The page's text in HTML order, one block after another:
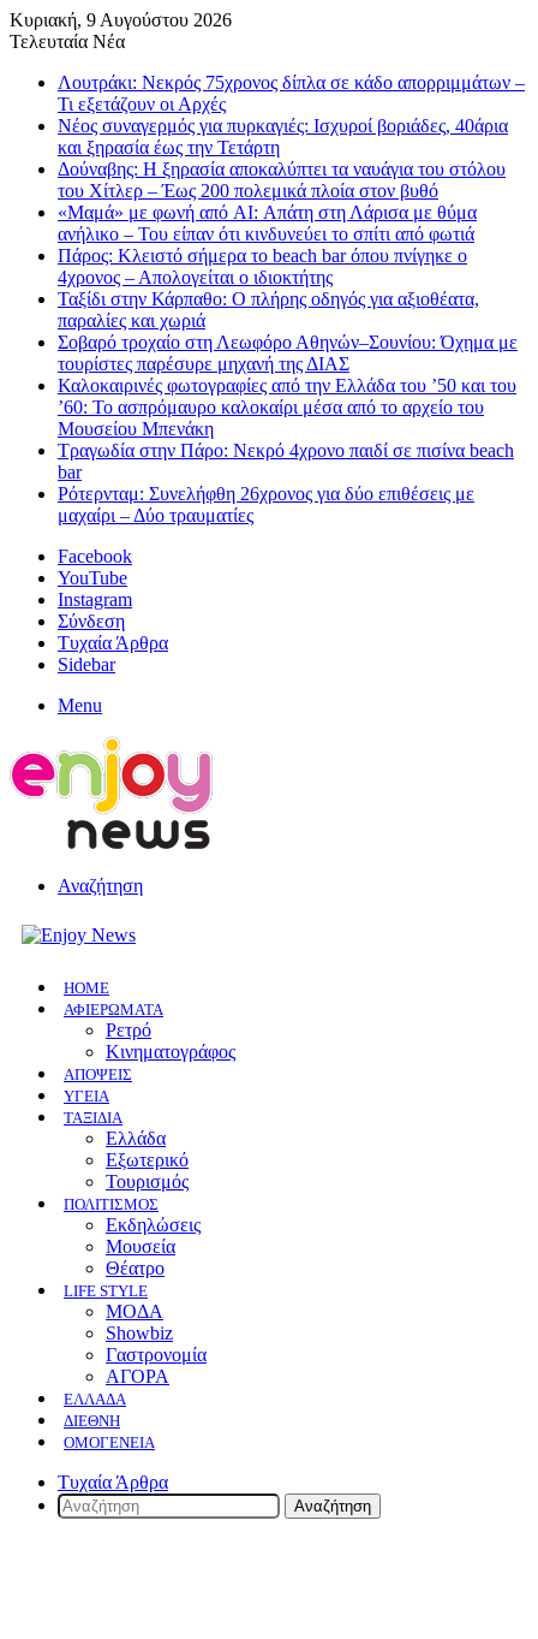
Κυριακή, 9 Αυγούστου 2026
Τελευταία Νέα
Λουτράκι: Νεκρός 75χρονος δίπλα σε κάδο απορριμμάτων –
Τι εξετάζουν οι Αρχές
Νέος συναγερμός για πυρκαγιές: Ισχυροί βοριάδες, 40άρια
και ξηρασία έως την Τετάρτη
Δούναβης: Η ξηρασία αποκαλύπτει τα ναυάγια του στόλου
του Χίτλερ – Έως 200 πολεμικά πλοία στον βυθό
«Μαμά» με φωνή από AI: Απάτη στη Λάρισα με θύμα
ανήλικο – Του είπαν ότι κινδυνεύει το σπίτι από φωτιά
Πάρος: Κλειστό σήμερα το beach bar όπου πνίγηκε ο
4χρονος – Απολογείται ο ιδιοκτήτης
Ταξίδι στην Κάρπαθο: Ο πλήρης οδηγός για αξιοθέατα,
παραλίες και χωριά
Σοβαρό τροχαίο στη Λεωφόρο Αθηνών–Σουνίου: Όχημα με
τουρίστες παρέσυρε μηχανή της ΔΙΑΣ
Καλοκαιρινές φωτογραφίες από την Ελλάδα του ’50 και του
’60: Το ασπρόμαυρο καλοκαίρι μέσα από το αρχείο του
Μουσείου Μπενάκη
Τραγωδία στην Πάρο: Νεκρό 4χρονο παιδί σε πισίνα beach
bar
Ρότερνταμ: Συνελήφθη 26χρονος για δύο επιθέσεις με
μαχαίρι – Δύο τραυματίες
Facebook
YouTube
Instagram
Σύνδεση
Τυχαία Άρθρα
Sidebar
Menu
Αναζήτηση
HOME
ΑΦΙΕΡΩΜΑΤΑ
Ρετρό
Κινηματογράφος
ΑΠΟΨΕΙΣ
ΥΓΕΙΑ
ΤΑΞΙΔΙΑ
Ελλάδα
Εξωτερικό
Τουρισμός
ΠΟΛΙΤΙΣΜΟΣ
Eκδηλώσεις
Mουσεία
Θέατρο
LIFE STYLE
ΜΟΔΑ
Showbiz
Γαστρονομία
ΑΓΟΡΑ
ΕΛΛΆΔΑ
ΔΙΕΘΝΉ
ΟΜΟΓΈΝΕΙΑ
Τυχαία Άρθρα
Αναζήτηση